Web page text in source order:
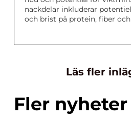
nackdelar inkluderar
och brist på protein, fiber
Läs fler
Fler nyheter